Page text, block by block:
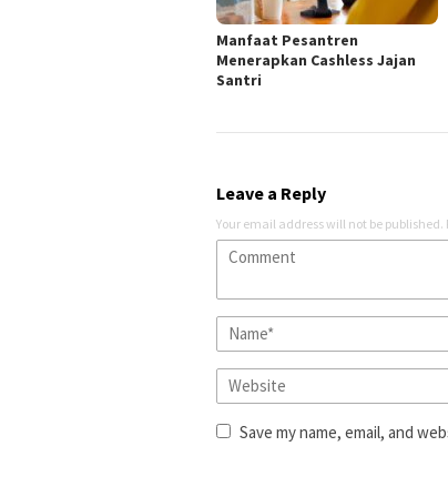
Manfaat Pesantren
Menerapkan Cashless Jajan
Santri
Leave a Reply
Your email address will not be published.
Save my name, email, and